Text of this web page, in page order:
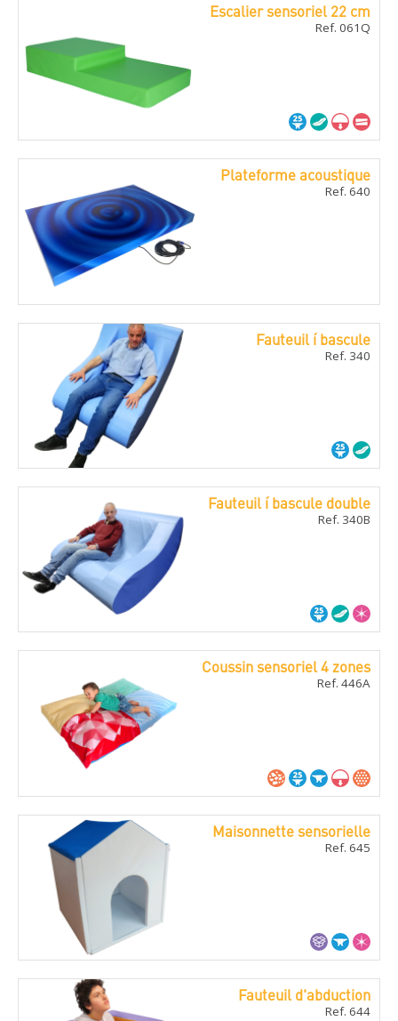
Escalier sensoriel 22 cm
Ref. 061Q
Plateforme acoustique
Ref. 640
Fauteuil í bascule
Ref. 340
Fauteuil í bascule double
Ref. 340B
Coussin sensoriel 4 zones
Ref. 446A
Maisonnette sensorielle
Ref. 645
Fauteuil d'abduction
Ref. 644